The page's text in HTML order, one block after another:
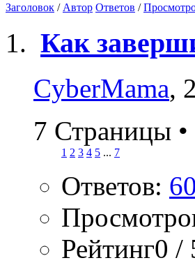
Заголовок / Автор Ответов /
Как
CyberMama,
7 Страницы •
1 2 3 4 5 ... 7
Ответов: 60
Рейтинг0 /